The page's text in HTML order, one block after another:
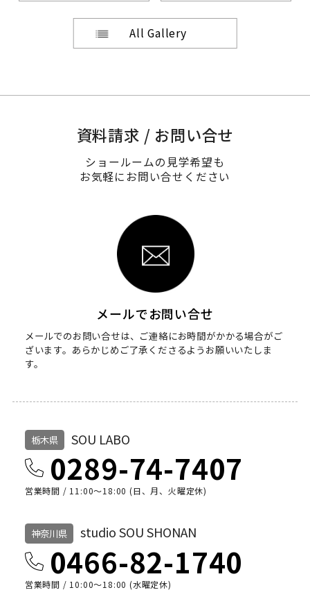
All Gallery
資料請求 / お問い合せ
ショールームの見学希望も
お気軽にお問い合せください
メールでお問い合せ
メールでのお問い合せは、ご連絡にお時間がかかる場合がご
ざいます。 あらかじめご了承くださるようお願いいたしま
す。
栃木県 SOU LABO
0289-74-7407
営業時間 / 11:00～18:00 (日、月、火曜定休)
神奈川県 studio SOU SHONAN
0466-82-1740
営業時間 / 10:00〜18:00 (水曜定休)